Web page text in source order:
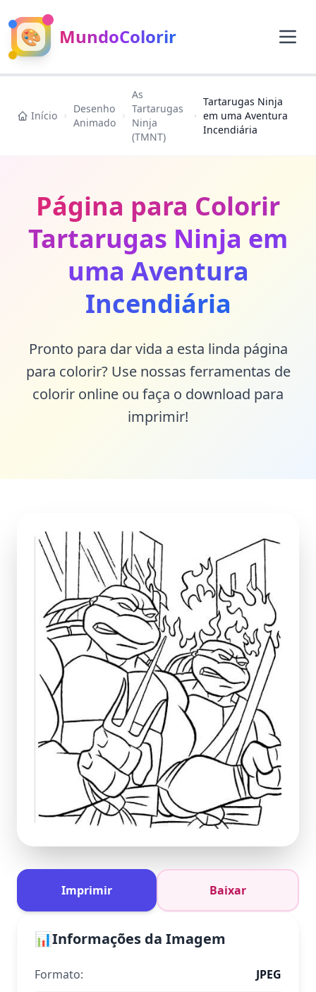
🎨 MundoColorir
Início
Desenho
Animado
As
Tartarugas
Ninja
(TMNT)
Tartarugas Ninja
em uma Aventura
Incendiária
Página para Colorir
Tartarugas Ninja em
uma Aventura
Incendiária
Pronto para dar vida a esta linda página
para colorir? Use nossas ferramentas de
colorir online ou faça o download para
imprimir!
Imprimir Baixar
📊Informações da Imagem
Formato: JPEG